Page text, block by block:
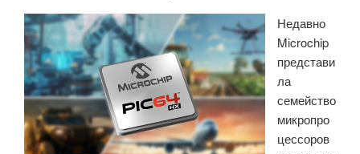
Arm
Cortex-
A72/R5F,
высокопроизводительную
матрицу
FPGA,
интерфейсы
Недавно
Microchip
представи
ла
семейство
микропро
цессоров